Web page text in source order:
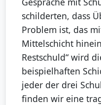
schilderten, dass
Problem ist, das
Mittelschicht
Restschuld“ wird
beispielhaften
jeder der drei
finden wir eine